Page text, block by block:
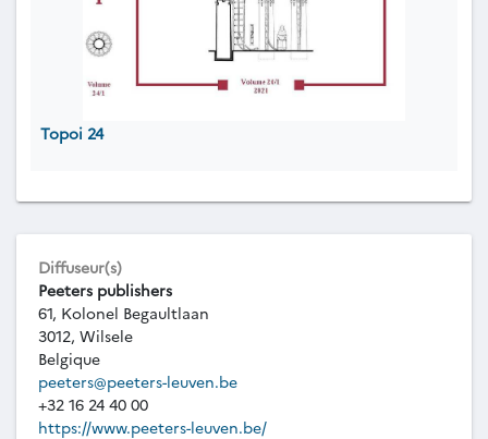
Topoi 24
Diffuseur(s)
Peeters publishers
61, Kolonel Begaultlaan
3012, Wilsele
Belgique
peeters@peeters-leuven.be
+32 16 24 40 00
https://www.peeters-leuven.be/